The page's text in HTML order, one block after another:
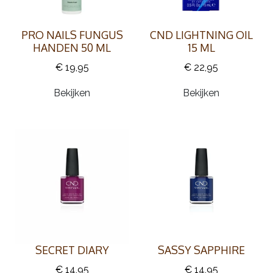
PRO NAILS FUNGUS
HANDEN 50 ML
€ 19,95
Bekijken
CND LIGHTNING OIL
15 ML
€ 22,95
Bekijken
SECRET DIARY
€ 14,95
SASSY SAPPHIRE
€ 14,95